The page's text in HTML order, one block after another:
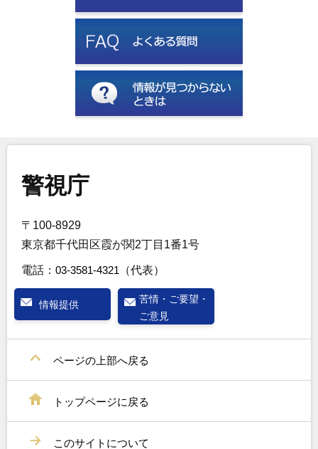
警視庁
〒100-8929
東京都千代田区霞が関2丁目1番1号
電話： 03-3581-4321 （代表）
情報提供
苦情・ご要望・
ご意見
ページの上部へ戻る
トップページに戻る
このサイトについて